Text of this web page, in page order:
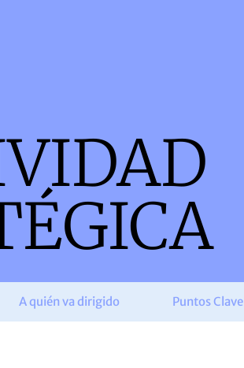
A quién va dirigido Puntos Clave